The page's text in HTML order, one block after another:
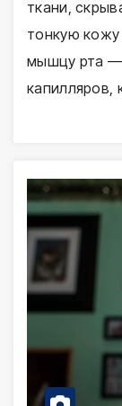
ткани,
тонкую кожу
мышцу рта —
капилляров,